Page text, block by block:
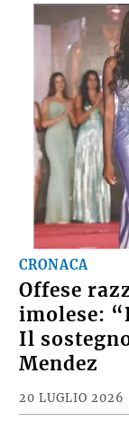
CRONACA
Offese
imolese:
Il
Mendez
20 LUGLIO 2026